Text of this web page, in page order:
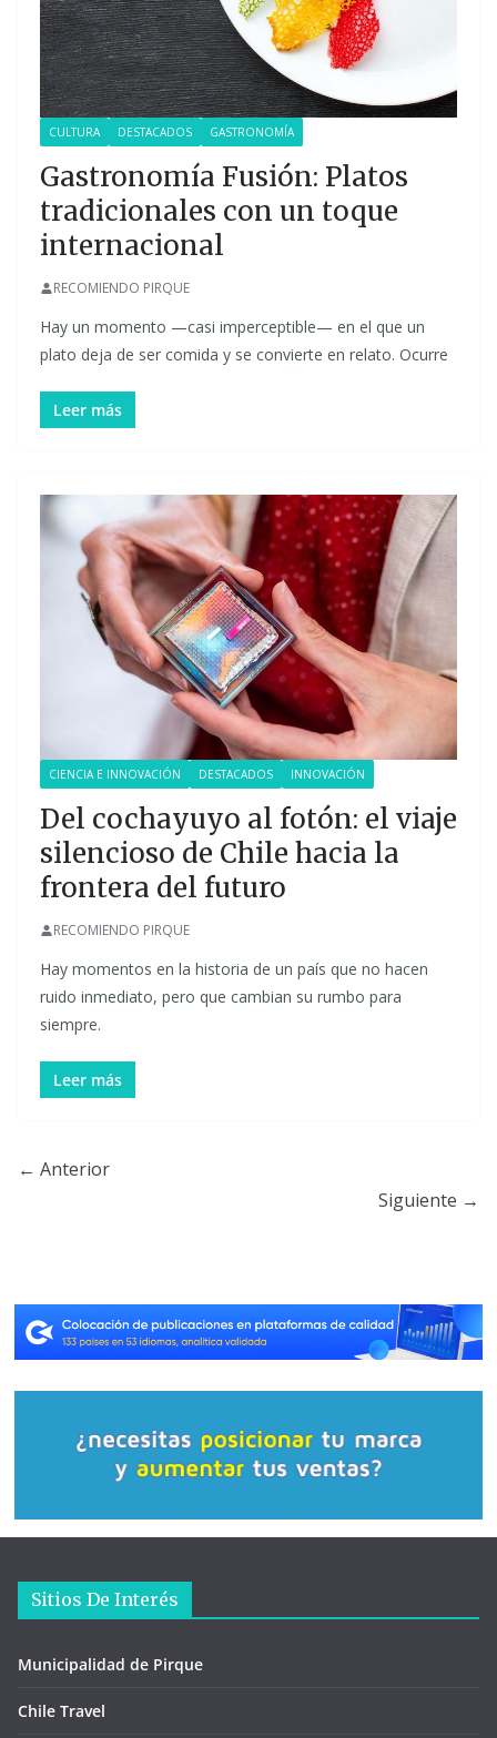
CULTURA DESTACADOS GASTRONOMÍA
Gastronomía Fusión: Platos
tradicionales con un toque
internacional
RECOMIENDO PIRQUE
Hay un momento —casi imperceptible— en el que un
plato deja de ser comida y se convierte en relato. Ocurre
Leer más
CIENCIA E INNOVACIÓN DESTACADOS INNOVACIÓN
Del cochayuyo al fotón: el viaje
silencioso de Chile hacia la
frontera del futuro
RECOMIENDO PIRQUE
Hay momentos en la historia de un país que no hacen
ruido inmediato, pero que cambian su rumbo para
siempre.
Leer más
← Anterior
Siguiente →
Sitios De Interés
Municipalidad de Pirque
Chile Travel